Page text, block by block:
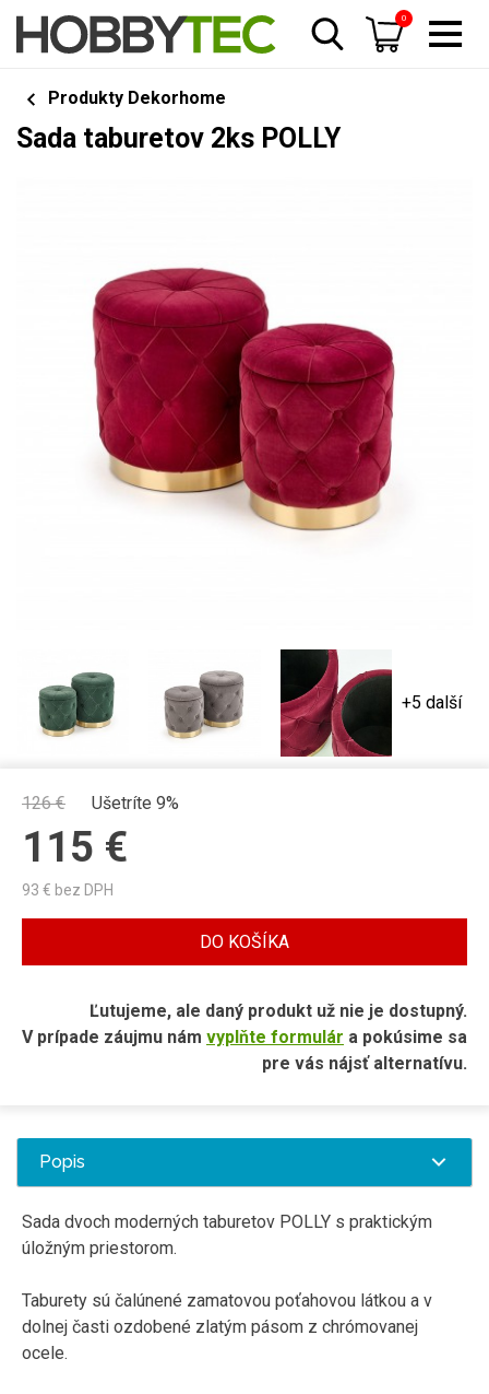
0
Produkty Dekorhome
Sada taburetov 2ks POLLY
+5 další
126€ Ušetríte 9%
115 €
93 € bez DPH
DO KOŠÍKA
Ľutujeme, ale daný produkt už nie je dostupný.
V prípade záujmu nám vyplňte formulár a pokúsime sa
pre vás nájsť alternatívu.
Popis
Sada dvoch moderných taburetov POLLY s praktickým
úložným priestorom.
Taburety sú čalúnené zamatovou poťahovou látkou a v
dolnej časti ozdobené zlatým pásom z chrómovanej
ocele.